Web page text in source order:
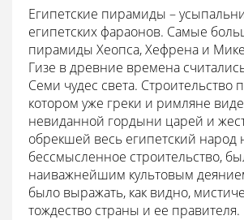
Египетские пирамиды –
египетских фараонов. Самые
пирамиды Хеопса, Хефрена и
Гизе в древние времена
Семи чудес света. Строительство
котором уже греки и римляне
невиданной гордыни царей и
обрекшей весь египетский народ
бессмысленное строительство,
наиважнейшим культовым
было выражать, как видно,
тождество страны и ее правителя.